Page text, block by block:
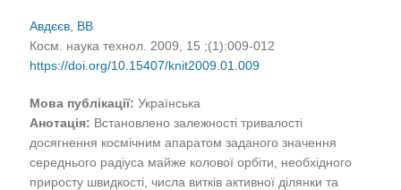
Авдєєв, ВВ
Косм. наука технол. 2009, 15 ;(1):009-012
https://doi.org/10.15407/knit2009.01.009
Мова публікації: Українська
Анотація: Встановленo залежностi тривалостi
досягнення космiчним апаратом заданого значення
середнього радiуса майже колової орбiти, необхiдного
приросту швидкостi, числа виткiв активної дiлянки та